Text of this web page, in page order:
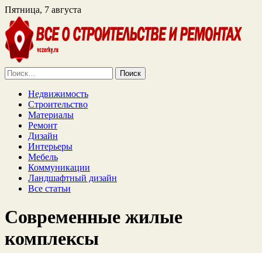
Пятница, 7 августа
Найти:
Недвижимость
Строительство
Материалы
Ремонт
Дизайн
Интерьеры
Мебель
Коммуникации
Ландшафтный дизайн
Все статьи
Современные жилые
комплексы